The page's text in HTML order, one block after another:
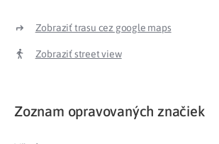
Zobraziť trasu cez google maps
Zobraziť street view
Zoznam opravovaných značiek